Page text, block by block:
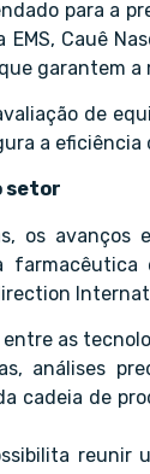
para a
EMS, Cauê
garantem
de
a eficiência
setor
os
as
análises
cadeia de
reunir